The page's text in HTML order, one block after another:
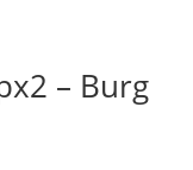
– Burg